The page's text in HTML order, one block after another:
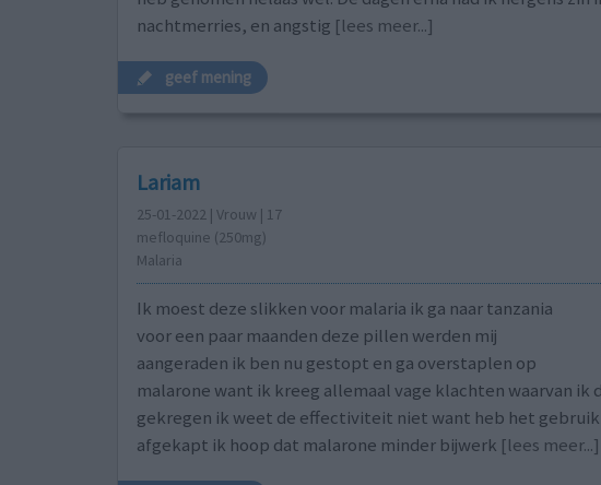
nachtmerries, en angstig [lees meer...]
geef mening
Lariam
25-01-2022 | Vrouw | 17
mefloquine (250mg)
Malaria
Ik moest deze slikken voor malaria ik ga naar tanzania
voor een paar maanden deze pillen werden mij
aangeraden ik ben nu gestopt en ga overstaplen op
malarone want ik kreeg allemaal vage klachten waarvan ik
gekregen ik weet de effectiviteit niet want heb het gebruik
afgekapt ik hoop dat malarone minder bijwerk [lees meer...]